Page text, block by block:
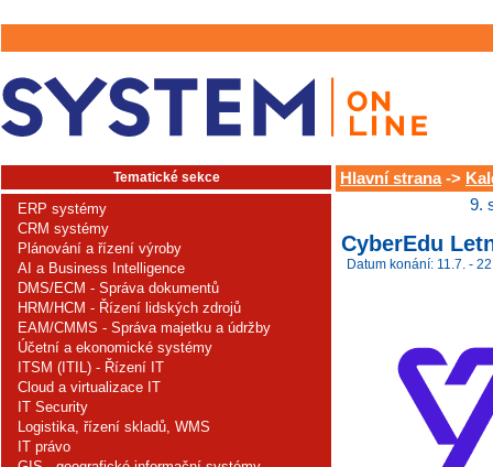
Tematické sekce
ERP systémy
CRM systémy
Plánování a řízení výroby
AI a Business Intelligence
DMS/ECM - Správa dokumentů
HRM/HCM - Řízení lidských zdrojů
EAM/CMMS - Správa majetku a údržby
Účetní a ekonomické systémy
ITSM (ITIL) - Řízení IT
Cloud a virtualizace IT
IT Security
Logistika, řízení skladů, WMS
IT právo
Hlavní strana->
9.
CyberEdu
Datum konání: 11.7. -